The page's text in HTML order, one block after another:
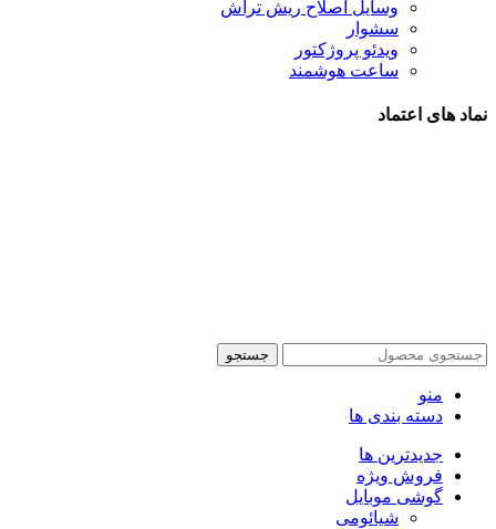
وسایل اصلاح ریش تراش
سشوار
ویدئو پروژکتور
ساعت هوشمند
نماد های اعتماد
جستجو
منو
دسته بندی ها
جدیدترین ها
فروش ویژه
گوشی موبایل
شیائومی